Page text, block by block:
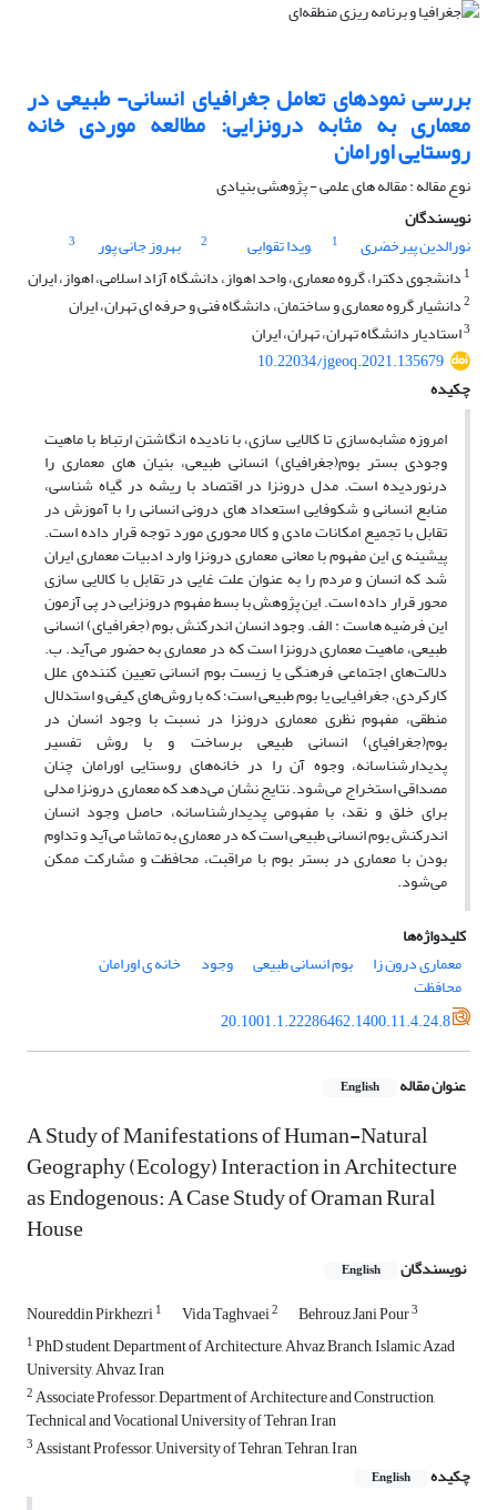
بررسی نمودهای تعامل جغرافیای انسانی- طبیعی در
معماری به مثابه درونزایی: مطالعه موردی خانه
روستایی اورامان
نوع مقاله : مقاله های علمی - پژوهشی بنیادی
نویسندگان
نورالدین پیرخضری
1 ,ویدا تقوایی 2 بهروز جانی پور
3
1 دانشجوی دکترا، گروه معماری، واحد اهواز، دانشگاه آزاد اسلامی، اهواز، ایران
2دانشیار گروه معماری و ساختمان، دانشگاه فنی و حرفه ای تهران، ایران
3استادیار دانشگاه تهران، تهران، ایران
10.22034/jgeoq.2021.135679
چکیده
امروزه مشابه‌سازی تا کالایی سازی، با نادیده انگاشتن ارتباط با ماهیت
وجودی بستر بوم(جغرافیای) انسانی طبیعی، بنیان های معماری را
درنوردیده است. مدل درونزا در اقتصاد با ریشه در گیاه شناسی،
منابع انسانی و شکوفایی استعداد های درونی انسانی را با آموزش در
تقابل با تجمیع امکانات مادی و کالا محوری مورد توجه قرار داده است.
پیشینه ی این مفهوم با معانی معماری درونزا وارد ادبیات معماری ایران
شد که انسان و مردم را به عنوان علت غایی در تقابل با کالایی سازی
محور قرار داده است. این پژوهش با بسط مفهوم درونزایی در پی آزمون
این فرضیه هاست : الف. وجود انسان اندرکنش بوم (جغرافیای) انسانی
طبیعی، ماهیت معماری درونزا است که در معماری به حضور می‌آید. ب.
دلالت‌های اجتماعی فرهنگی یا زیست بوم انسانی تعیین کننده‌ی علل
کارکردی، جغرافیایی یا بوم طبیعی است؛ که با روش‌های کیفی و استدلال
منطقی، مفهوم نظری معماری درونزا در نسبت با وجود انسان در
بوم(جغرافیای) انسانی طبیعی برساخت و با روش تفسیر
پدیدارشناسانه، وجوه آن را در خانه‌های روستایی اورامان چنان
مصداقی استخراج می‌شود. نتایج نشان می‌دهد که معماری درونزا مدلی
برای خلق و نقد، با مفهومی پدیدارشناسانه، حاصل وجود انسان
اندرکنش بوم انسانی طبیعی است که در معماری به تماشا می‌آید و تداوم
بودن با معماری در بستر بوم با مراقبت، محافظت و مشارکت ممکن
می‌شود.
کلیدواژه‌ها
معماری درون زا
بوم انسانی طبیعی وجود خانه ی اورامان
محافظت
20.1001.1.22286462.1400.11.4.24.8
عنوان مقاله English
A Study of Manifestations of Human-Natural
Geography (Ecology) Interaction in Architecture
as Endogenous: A Case Study of Oraman Rural
House
نویسندگان English
Noureddin Pirkhezri1 Vida Taghvaei2 Behrouz Jani Pour3
1PhD student, Department of Architecture, Ahvaz Branch, Islamic Azad
University, Ahvaz, Iran
2Associate Professor, Department of Architecture and Construction,
Technical and Vocational University of Tehran, Iran
3Assistant Professor, University of Tehran, Tehran, Iran
چکیده
English